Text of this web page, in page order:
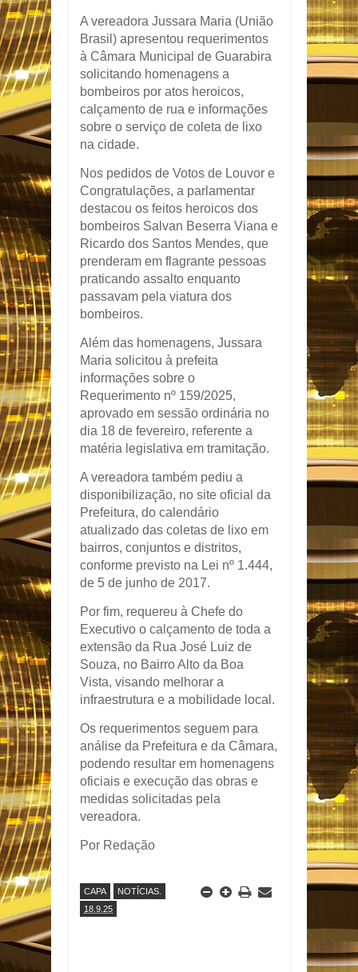
A vereadora Jussara Maria (União
Brasil) apresentou requerimentos
à Câmara Municipal de Guarabira
solicitando homenagens a
bombeiros por atos heroicos,
calçamento de rua e informações
sobre o serviço de coleta de lixo
na cidade.
Nos pedidos de Votos de Louvor e
Congratulações, a parlamentar
destacou os feitos heroicos dos
bombeiros Salvan Beserra Viana e
Ricardo dos Santos Mendes, que
prenderam em flagrante pessoas
praticando assalto enquanto
passavam pela viatura dos
bombeiros.
Além das homenagens, Jussara
Maria solicitou à prefeita
informações sobre o
Requerimento nº 159/2025,
aprovado em sessão ordinária no
dia 18 de fevereiro, referente a
matéria legislativa em tramitação.
A vereadora também pediu a
disponibilização, no site oficial da
Prefeitura, do calendário
atualizado das coletas de lixo em
bairros, conjuntos e distritos,
conforme previsto na Lei nº 1.444,
de 5 de junho de 2017.
Por fim, requereu à Chefe do
Executivo o calçamento de toda a
extensão da Rua José Luiz de
Souza, no Bairro Alto da Boa
Vista, visando melhorar a
infraestrutura e a mobilidade local.
Os requerimentos seguem para
análise da Prefeitura e da Câmara,
podendo resultar em homenagens
oficiais e execução das obras e
medidas solicitadas pela
vereadora.
Por Redação
CAPA
NOTÍCIAS.
18.9.25